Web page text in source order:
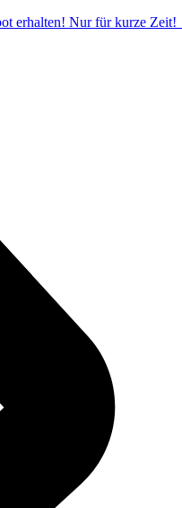
erhalten! Nur für kurze Zeit!